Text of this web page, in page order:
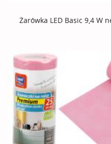
Żarówka LED Basic 9,4 W